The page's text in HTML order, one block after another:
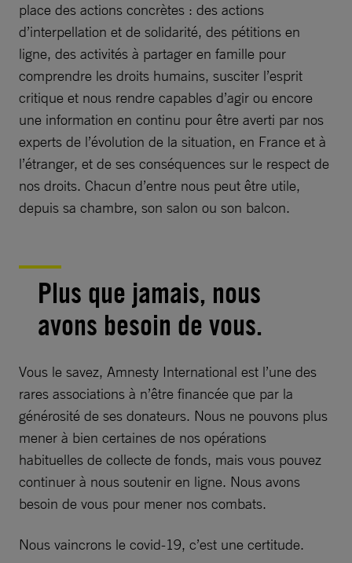
place des actions concrètes : des actions
d’interpellation et de solidarité, des pétitions en
ligne, des activités à partager en famille pour
comprendre les droits humains, susciter l’esprit
critique et nous rendre capables d’agir ou encore
une information en continu pour être averti par nos
experts de l’évolution de la situation, en France et à
l’étranger, et de ses conséquences sur le respect de
nos droits. Chacun d’entre nous peut être utile,
depuis sa chambre, son salon ou son balcon.
Plus que jamais, nous
avons besoin de vous.
Vous le savez, Amnesty International est l’une des
rares associations à n’être financée que par la
générosité de ses donateurs. Nous ne pouvons plus
mener à bien certaines de nos opérations
habituelles de collecte de fonds, mais vous pouvez
continuer à nous soutenir en ligne. Nous avons
besoin de vous pour mener nos combats.
Nous vaincrons le covid-19, c’est une certitude.